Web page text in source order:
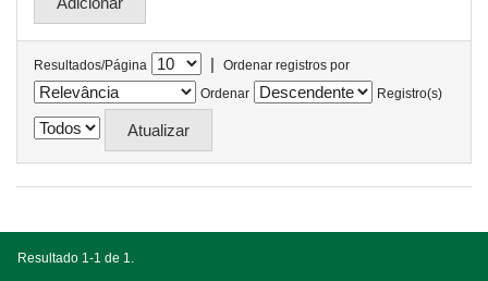
Resultados/Página |
Ordenar registros por
Ordenar
Registro(s)
Resultado 1-1 de 1.